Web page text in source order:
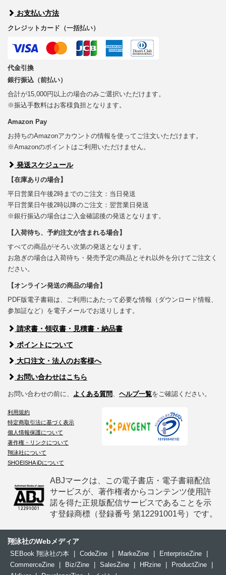
お支払い方法
クレジットカード（一括払い）
代金引換
銀行振込（前払い）
合計が15,000円以上の場合のみご選択いただけます。
※振込手数料はお客様負担となります。
Amazon Pay
お持ちのAmazonアカウントの情報を使ってご注文いただけます。
※Amazonのポイントはご利用いただけません。
発送スケジュール
【在庫ありの場合】
平日営業日午後2時までのご注文：当日発送
平日営業日午後2時以降のご注文：翌営業日発送
※銀行振込の場合はご入金確認後の発送となります。
【入荷待ち、予約注文が含まれる場合】
すべての商品がそろい次第の発送となります。
お急ぎの場合は入荷待ち・発売予定の商品とそれ以外を分けてご注文く
ださい。
【オンライン発送の商品の場合】
PDF版電子書籍は、ご利用にあたって必要な情報（ダウンロード情報、
参加証など）を電子メールでお送りします。
請求書・領収書・見積書・納品書
ポイントについて
大口注文・法人のお客様へ
お問い合わせはこちら
お問い合わせの前に、 よくある質問、 ヘルプ一覧をご確認ください。
利用規約
特定商取引法に基づく表示
個人情報保護について
著作権・リンクについて
翔泳社について
SHOEISHA iDについて
ABJマークは、この電子書店・電子書籍配信
サービスが、著作権者からコンテンツ使用許
諾を得た正規版配信サービスであることを示
す登録商標（登録番号 第12291001号）です。
翔泳社のWebメディア
SEBook 翔泳社の本 CodeZine MarkeZine EnterpriseZine
CommerceZine
Biz/Zine SalesZine HRzine ProductZine